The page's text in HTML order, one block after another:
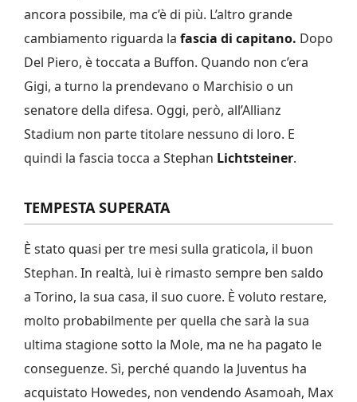
ancora possibile, ma c’è di più. L’altro grande
cambiamento riguarda la fascia di capitano. Dopo
Del Piero, è toccata a Buffon. Quando non c’era
Gigi, a turno la prendevano o Marchisio o un
senatore della difesa. Oggi, però, all’Allianz
Stadium non parte titolare nessuno di loro. E
quindi la fascia tocca a Stephan Lichtsteiner.
TEMPESTA SUPERATA
È stato quasi per tre mesi sulla graticola, il buon
Stephan. In realtà, lui è rimasto sempre ben saldo
a Torino, la sua casa, il suo cuore. È voluto restare,
molto probabilmente per quella che sarà la sua
ultima stagione sotto la Mole, ma ne ha pagato le
conseguenze. Sì, perché quando la Juventus ha
acquistato Howedes, non vendendo Asamoah, Max